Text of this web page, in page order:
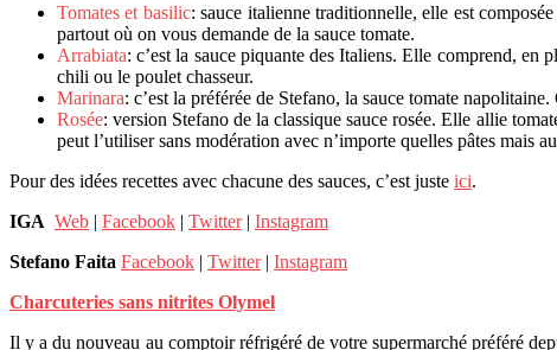
Tomates et basilic: sauce italienne traditionnelle, elle est
partout où on vous demande de la sauce tomate.
Arrabiata: c’est la sauce piquante des Italiens. Elle comprend, en
chili ou le poulet chasseur.
Marinara: c’est la préférée de Stefano, la sauce tomate
Rosée: version Stefano de la classique sauce rosée. Elle allie
peut l’utiliser sans modération avec n’importe quelles pâtes mais
Pour des idées recettes avec chacune des sauces, c’est juste ici.
IGA Web | Facebook | Twitter| Instagram
Stefano Faita Facebook | Twitter| Instagram
Charcuteries sans nitrites Olymel
Il y a du nouveau au comptoir réfrigéré de votre supermarché préféré